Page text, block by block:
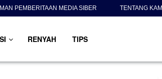
PEMBERITAAN MEDIA SIBER TENTANG KAMI
RENYAH TIPS